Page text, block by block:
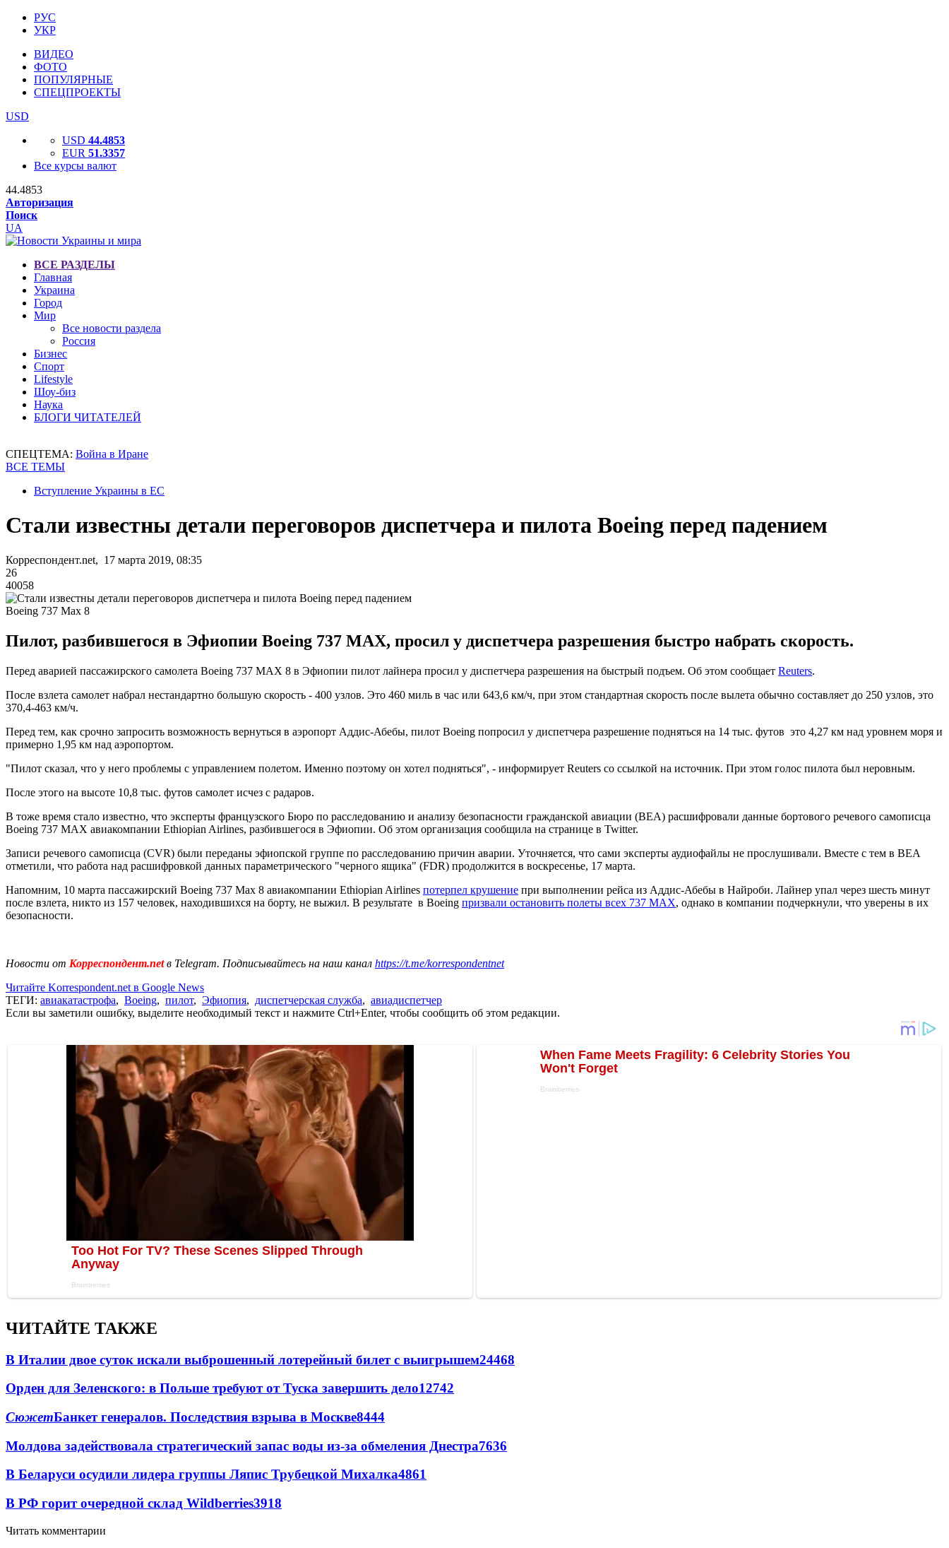
РУС
УКР
ВИДЕО
ФОТО
ПОПУЛЯРНЫЕ
СПЕЦПРОЕКТЫ
USD
USD 44.4853
EUR 51.3357
Все курсы валют
44.4853
Авторизация
Поиск
UA
ВСЕ РАЗДЕЛЫ
Главная
Украина
Город
Мир
Все новости раздела
Россия
Бизнес
Спорт
Lifestyle
Шоу-биз
Наука
БЛОГИ ЧИТАТЕЛЕЙ
СПЕЦТЕМА: Война в Иране
ВСЕ ТЕМЫ
Вступление Украины в ЕС
Стали известны детали переговоров диспетчера и пилота Boeing перед падением
Корреспондент.net, 17 марта 2019, 08:35
26
40058
Boeing 737 Max 8
Пилот, разбившегося в Эфиопии Boeing 737 MAX, просил у диспетчера разрешения быстро набрать скорость.
Перед аварией пассажирского самолета Boeing 737 MAX 8 в Эфиопии пилот лайнера просил у диспетчера разрешения на быстрый подъем. Об этом сообщает Reuters.
После взлета самолет набрал нестандартно большую скорость - 400 узлов. Это 460 миль в час или 643,6 км/ч, при этом стандартная скорость после вылета обычно составляет до 250 узлов, это
370,4-463 км/ч.
Перед тем, как срочно запросить возможность вернуться в аэропорт Аддис-Абебы, пилот Boeing попросил у диспетчера разрешение подняться на 14 тыс. футов это 4,27 км над уровнем моря и
примерно 1,95 км над аэропортом.
"Пилот сказал, что у него проблемы с управлением полетом. Именно поэтому он хотел подняться", - информирует Reuters со ссылкой на источник. При этом голос пилота был неровным.
После этого на высоте 10,8 тыс. футов самолет исчез с радаров.
В тоже время стало известно, что эксперты французского Бюро по расследованию и анализу безопасности гражданской авиации (BEA) расшифровали данные бортового речевого самописца
Boeing 737 MAX авиакомпании Ethiopian Airlines, разбившегося в Эфиопии. Об этом организация сообщила на странице в Twitter.
Записи речевого самописца (CVR) были переданы эфиопской группе по расследованию причин аварии. Уточняется, что сами эксперты аудиофайлы не прослушивали. Вместе с тем в BEA
отметили, что работа над расшифровкой данных параметрического "черного ящика" (FDR) продолжится в воскресенье, 17 марта.
Напомним, 10 марта пассажирский Boeing 737 Max 8 авиакомпании Ethiopian Airlines потерпел крушение при выполнении рейса из Аддис-Абебы в Найроби. Лайнер упал через шесть минут
после взлета, никто из 157 человек, находившихся на борту, не выжил. В результате в Boeing призвали остановить полеты всех 737 MAX, однако в компании подчеркнули, что уверены в их
безопасности.
Новости от Корреспондент.netв Telegram. Подписывайтесь на наш канал https://t.me/korrespondentnet
Читайте Korrespondent.net в Google News
ТЕГИ: авиакатастрофа, Boeing, пилот, Эфиопия, диспетчерская служба, авиадиспетчер
Если вы заметили ошибку, выделите необходимый текст и нажмите Ctrl+Enter, чтобы сообщить об этом редакции.
ЧИТАЙТЕ ТАКЖЕ
В Италии двое суток искали выброшенный лотерейный билет с выигрышем24468
Орден для Зеленского: в Польше требуют от Туска завершить дело12742
СюжетБанкет генералов. Последствия взрыва в Москве8444
Молдова задействовала стратегический запас воды из-за обмеления Днестра7636
В Беларуси осудили лидера группы Ляпис Трубецкой Михалка4861
В РФ горит очередной склад Wildberries3918
Читать комментарии